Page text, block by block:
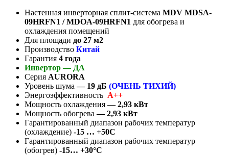
Настенная инверторная сплит-система MDV MDSA-
09HRFN1 / MDOA-09HRFN1 для обогрева и
охлаждения помещений
Для площади до 27 м2
Производство Китай
Гарантия 4 года
Инвертор — ДА
Серия AURORA
Уровень шума— 19 дБ (ОЧЕНЬ ТИХИЙ)
Энергоэффективность A++
Мощность охлаждения— 2,93 кВт
Мощность обогрева— 2,93 кВт
Гарантированный диапазон рабочих температур
(охлаждение) -15 … +50C
Гарантированный диапазон рабочих температур
(обогрев) -15… +30°C